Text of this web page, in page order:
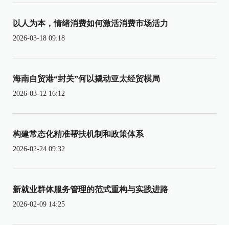
以人为本，情绪消费如何激活消费市场活力
2026-03-18 09:18
海南自贸港“封关”何以撬动亚太经贸棋局
2026-03-12 16:12
构建常态化精准帮扶机制和政策体系
2026-02-24 09:32
新就业群体服务管理的范式重构与实践进路
2026-02-09 14:25